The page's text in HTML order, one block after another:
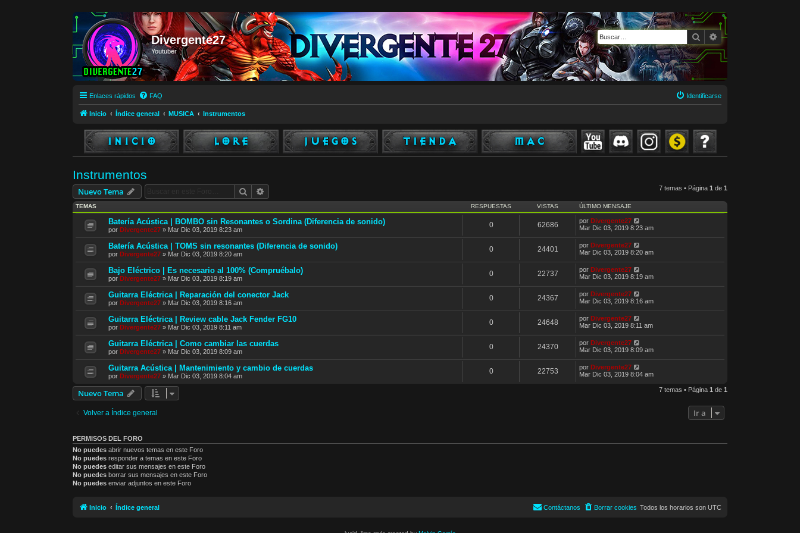
Divergente27
Youtuber
BuscarBúsqueda avanzada
Enlaces rápidos FAQ Identificarse
Inicio Índice general MUSICA Instrumentos
Instrumentos
Nuevo Tema Buscar 7 temas • Página 1 de 1
TEMAS RESPUESTAS VISTAS ÚLTIMO MENSAJE
Batería Acústica | BOMBO sin Resonantes o Sordina (Diferencia de sonido)
por Divergente27 » Mar Dic 03, 2019 8:23 am
0 62686 por Divergente27
Mar Dic 03, 2019 8:23 am
Batería Acústica | TOMS sin resonantes (Diferencia de sonido)
por Divergente27 » Mar Dic 03, 2019 8:20 am
0 24401 por Divergente27
Mar Dic 03, 2019 8:20 am
Bajo Eléctrico | Es necesario al 100% (Compruébalo)
por Divergente27 » Mar Dic 03, 2019 8:19 am
0 22737 por Divergente27
Mar Dic 03, 2019 8:19 am
Guitarra Eléctrica | Reparación del conector Jack
por Divergente27 » Mar Dic 03, 2019 8:16 am
0 24367 por Divergente27
Mar Dic 03, 2019 8:16 am
Guitarra Eléctrica | Review cable Jack Fender FG10
por Divergente27 » Mar Dic 03, 2019 8:11 am
0 24648 por Divergente27
Mar Dic 03, 2019 8:11 am
Guitarra Eléctrica | Como cambiar las cuerdas
por Divergente27 » Mar Dic 03, 2019 8:09 am
0 24370 por Divergente27
Mar Dic 03, 2019 8:09 am
Guitarra Acústica | Mantenimiento y cambio de cuerdas
por Divergente27 » Mar Dic 03, 2019 8:04 am
0 22753 por Divergente27
Mar Dic 03, 2019 8:04 am
Nuevo Tema 7 temas • Página 1 de 1
Volver a Índice general Ir a
PERMISOS DEL FORO
No puedes abrir nuevos temas en este Foro
No puedes responder a temas en este Foro
No puedes editar sus mensajes en este Foro
No puedes borrar sus mensajes en este Foro
No puedes enviar adjuntos en este Foro
Inicio Índice general Todos los horarios son UTC
Borrar cookies
Contáctanos